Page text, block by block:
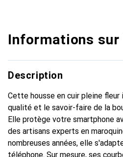
Informations
Description
Cette housse en cuir pleine fleur
qualité et le savoir-faire de la
Elle protège votre smartphone
des artisans experts en
nombreuses années, elle
téléphone. Sur mesure, ses